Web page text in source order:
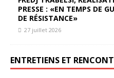
PRESSE : «EN TEMPS DE
DE RÉSISTANCE»
27 juillet 2026
ENTRETIENS ET